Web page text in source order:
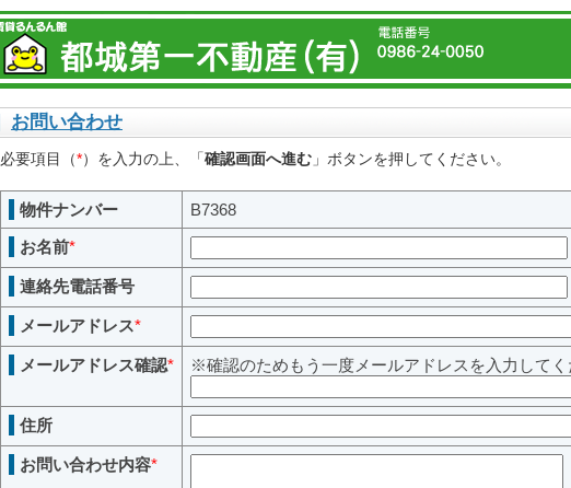
お問い合わせ
必要項目（*）を入力の上、「確認画面へ進む 」ボタンを押してください。
物件ナンバー
B7368
お名前*
連絡先電話番号
メールアドレス*
メールアドレス確認* ※確認のためもう一度メールアドレスを入力してく
住所
お問い合わせ内容*